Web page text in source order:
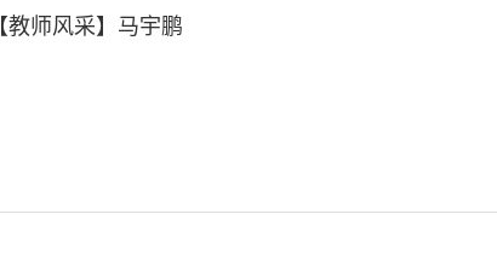
【教师风采】马宇鹏